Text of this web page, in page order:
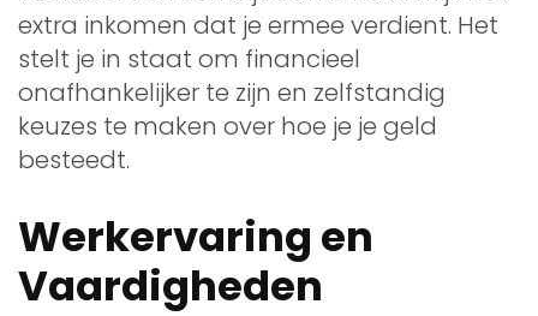
extra inkomen dat je ermee verdient. Het
stelt je in staat om financieel
onafhankelijker te zijn en zelfstandig
keuzes te maken over hoe je je geld
besteedt.
Werkervaring en
Vaardigheden